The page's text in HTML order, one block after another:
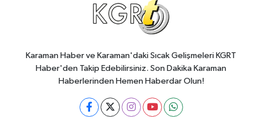
Karaman Haber ve Karaman'daki Sıcak Gelişmeleri KGRT
Haber'den Takip Edebilirsiniz. Son Dakika Karaman
Haberlerinden Hemen Haberdar Olun!